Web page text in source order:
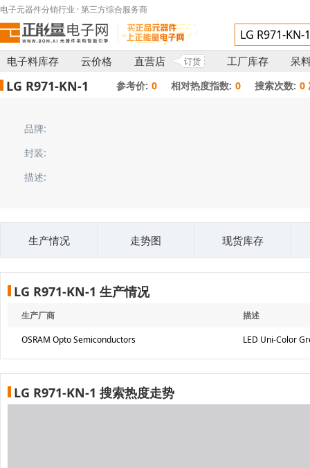
电子元器件分销行业 · 第三方综合服务商
电子料库存 云价格 直营店 订货 工厂库存 呆
LG R971-KN-1 参考价: 0 相对热度指数: 0 搜索次数: 0
品牌:
封装:
描述:
生产情况 走势图 现货库存
LG R971-KN-1 生产情况
生产厂商 描述
OSRAM Opto Semiconductors LED Uni-Color
LG R971-KN-1 搜索热度走势